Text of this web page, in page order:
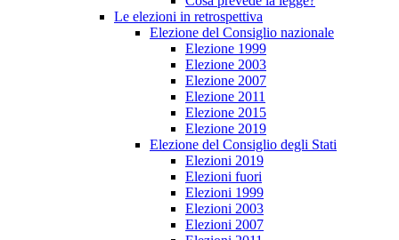
Le elezioni in retrospettiva
Elezione del Consiglio nazionale
Elezione 1999
Elezione 2003
Elezione 2007
Elezione 2011
Elezione 2015
Elezione 2019
Elezione del Consiglio degli Stati
Elezioni 2019
Elezioni fuori
Elezioni 1999
Elezioni 2003
Elezioni 2007